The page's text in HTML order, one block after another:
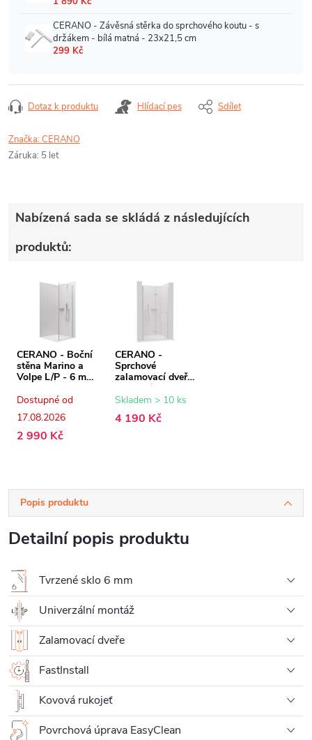
Dotaz k produktu Hlídací pes Sdílet
Značka:CERANO
Záruka: 5 let
Nabízená sada se skládá z následujících
produktů:
CERANO - Boční
stěna Marino a
Volpe L/P - 6 mm
transparentní sklo
Dostupné od
17.08.2026
2 990 Kč
CERANO -
Sprchové
zalamovací dveře
Volpe L/P - 6 mm
- chrom,
transparentní sklo
- 70x190 cm
Skladem > 10 ks
4 190 Kč
Popis produktu
Detailní popis produktu
Tvrzené sklo 6 mm
Univerzální montáž
Zalamovací dveře
FastInstall
Kovová rukojeť
Povrchová úprava EasyClean